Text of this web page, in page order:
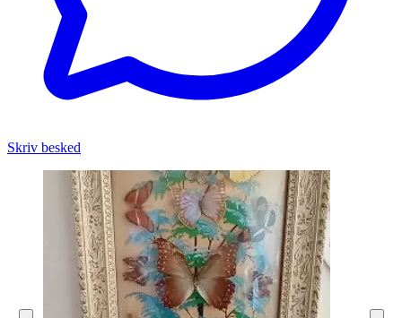
Skriv besked